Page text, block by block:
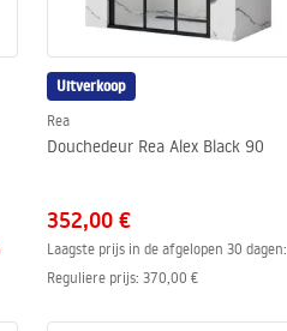
Uitverkoop
Rea
Douchedeur Rea Alex Black 90
352,00 €
Laagste prijs in de afgelopen 30 dagen:
Reguliere prijs: 370,00 €